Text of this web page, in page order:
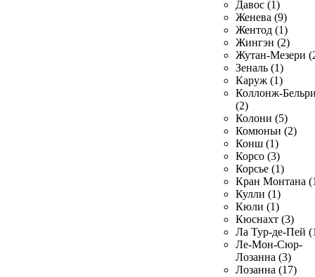
Давос (1)
Женева (9)
Жентод (1)
Жингэн (2)
Жутан-Мезери
Зеналь (1)
Каруж (1)
Коллонж-
(2)
Колони (5)
Комюньи (2)
Конш (1)
Корсо (3)
Корсье (1)
Кран Монтана
Кулли (1)
Кюли (1)
Кюснахт (3)
Ла Тур-де-Пей
Ле-Мон-Сюр-
Лозанна (3)
Лозанна (17)